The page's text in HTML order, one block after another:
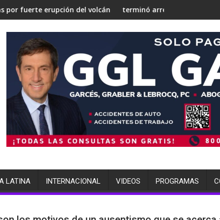
silenciosa'
nuclear
volcán de Fuegoterminó arrestada por múltiples cargos
LATINA INTERNACIONAL VIDEOS PROGRAMAS